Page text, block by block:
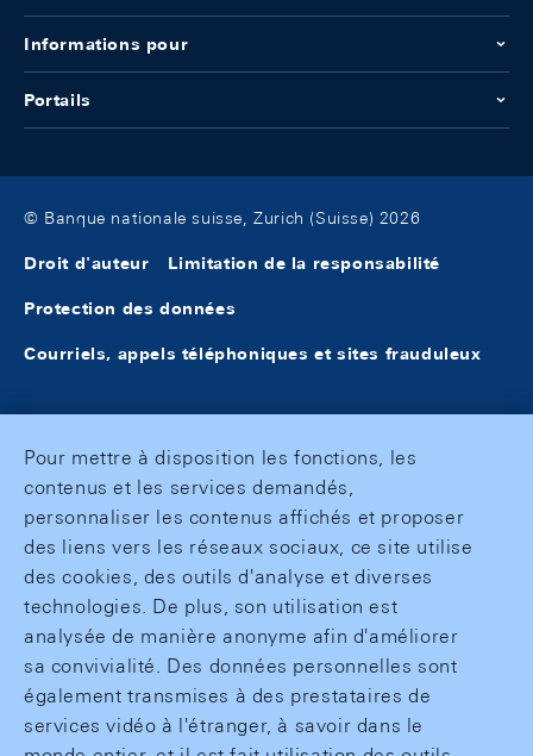
Informations pour
Portails
© Banque nationale suisse, Zurich (Suisse) 2026
Droit d'auteur Limitation de la responsabilité
Protection des données
Courriels, appels téléphoniques et sites frauduleux
Pour mettre à disposition les fonctions, les
contenus et les services demandés,
personnaliser les contenus affichés et proposer
des liens vers les réseaux sociaux, ce site utilise
des cookies, des outils d'analyse et diverses
technologies. De plus, son utilisation est
analysée de manière anonyme afin d'améliorer
sa convivialité. Des données personnelles sont
également transmises à des prestataires de
services vidéo à l'étranger, à savoir dans le